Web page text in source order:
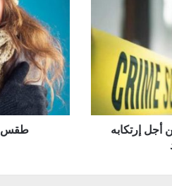
طقس اليوم
إرتكابه